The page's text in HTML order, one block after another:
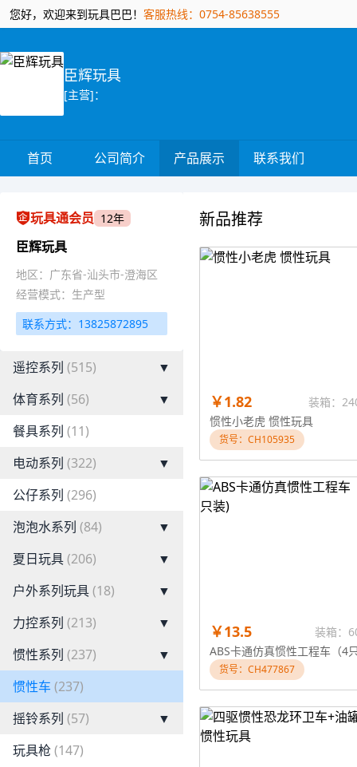
您好，欢迎来到玩具巴巴！ 客服热线：0754-85638555
臣辉玩具
[主营]：
首页 公司简介 产品展示 联系我们
玩具通会员 12年
臣辉玩具
地区：广东省-汕头市-澄海区
经营模式：生产型
联系方式：13825872895
遥控系列 (515)
▼
体育系列 (56)
▼
餐具系列 (11)
电动系列 (322)
▼
公仔系列 (296)
泡泡水系列 (84)
▼
夏日玩具(206)
▼
户外系列玩具(18)
▼
力控系列 (213)
▼
惯性系列 (237)
▼
惯性车 (237)
摇铃系列 (57)
▼
玩具枪 (147)
新品推荐
￥1.82
装箱：
惯性小老虎 惯性玩具
货号：CH105935
￥13.5 装箱：
货号：CH477867